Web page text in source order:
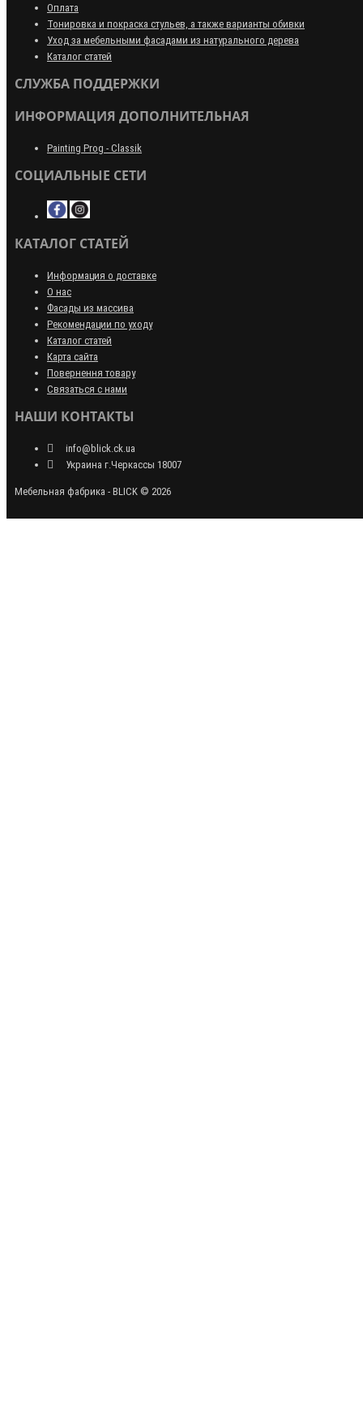
Оплата
Тонировка и покраска стульев, а также варианты обивки
Уход за мебельными фасадами из натурального дерева
Каталог статей
СЛУЖБА ПОДДЕРЖКИ
ИНФОРМАЦИЯ ДОПОЛНИТЕЛЬНАЯ
Painting Prog - Classik
СОЦИАЛЬНЫЕ СЕТИ
КАТАЛОГ СТАТЕЙ
Информация о доставке
О нас
Фасады из массива
Рекомендации по уходу
Каталог статей
Карта сайта
Повернення товару
Связаться с нами
НАШИ КОНТАКТЫ
info@blick.ck.ua
Украина г.Черкассы 18007
Мебельная фабрика - BLICK © 2026